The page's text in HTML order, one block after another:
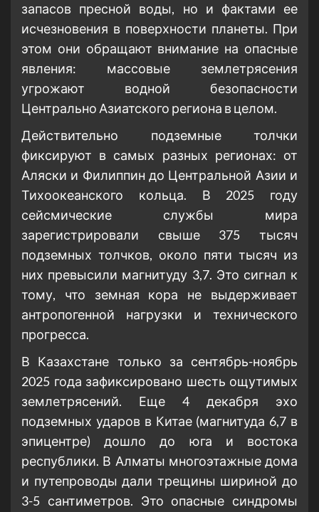
запасов пресной воды, но и фактами ее
исчезновения в поверхности планеты. При
этом они обращают внимание на опасные
явления: массовые землетрясения
угрожают водной безопасности
Центрально Азиатского региона в целом.
Действительно подземные толчки
фиксируют в самых разных регионах: от
Аляски и Филиппин до Центральной Азии и
Тихоокеанского кольца. В 2025 году
сейсмические службы мира
зарегистрировали свыше 375 тысяч
подземных толчков, около пяти тысяч из
них превысили магнитуду 3,7. Это сигнал к
тому, что земная кора не выдерживает
антропогенной нагрузки и технического
прогресса.
В Казахстане только за сентябрь-ноябрь
2025 года зафиксировано шесть ощутимых
землетрясений. Еще 4 декабря эхо
подземных ударов в Китае (магнитуда 6,7 в
эпицентре) дошло до юга и востока
республики. В Алматы многоэтажные дома
и путепроводы дали трещины шириной до
3-5 сантиметров. Это опасные синдромы